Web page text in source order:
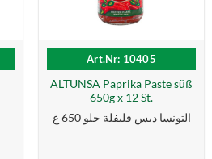
Art.Nr: 10405
ALTUNSA Paprika Paste süß
650g x 12 St.
التونسا دبس فليفلة حلو 650 غ